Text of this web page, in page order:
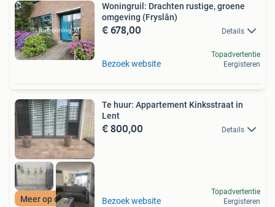
Woningruil: Drachten rustige, groene
omgeving (Fryslân)
€ 678,00 Details
Bezoek website
Topadvertentie
Eergisteren
Meer op onze site
Te huur: Appartement Kinksstraat in
Lent
€ 800,00 Details
Bezoek website
Topadvertentie
Eergisteren